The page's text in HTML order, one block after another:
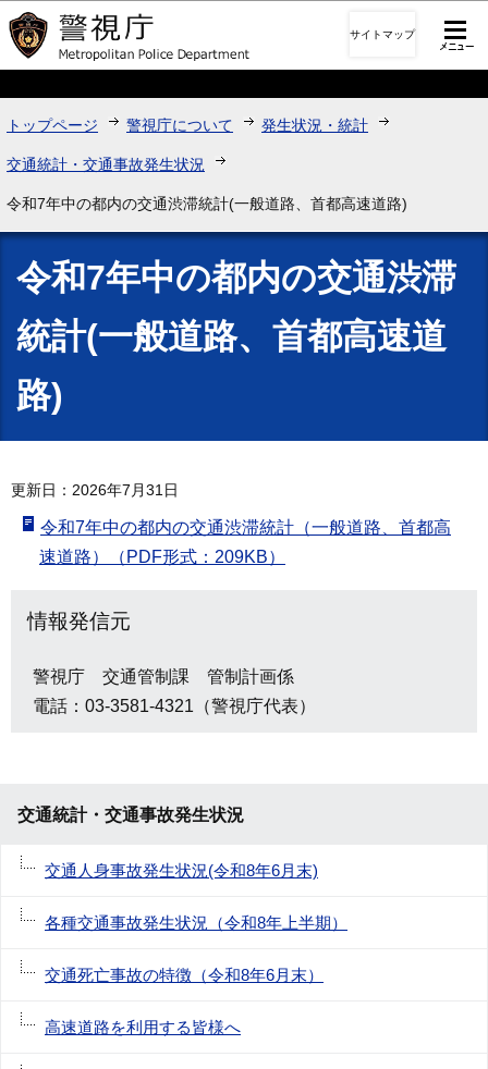
このページの本文へ移動
サイトマップ
トップページ 警視庁について 発生状況・統計
交通統計・交通事故発生状況
令和7年中の都内の交通渋滞統計(一般道路、首都高速道路)
令和7年中の都内の交通渋滞
統計(一般道路、首都高速道
路)
更新日：2026年7月31日
令和7年中の都内の交通渋滞統計（一般道路、首都高
速道路）（PDF形式：209KB）
情報発信元
警視庁 交通管制課 管制計画係
電話：03-3581-4321（警視庁代表）
交通統計・交通事故発生状況
交通人身事故発生状況(令和8年6月末)
各種交通事故発生状況（令和8年上半期）
交通死亡事故の特徴（令和8年6月末）
高速道路を利用する皆様へ